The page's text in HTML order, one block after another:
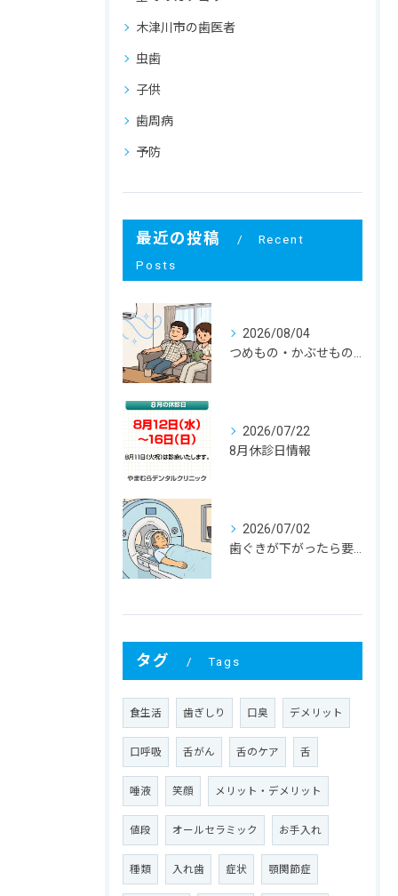
木津川市の歯医者
虫歯
子供
歯周病
予防
最近の投稿
Recent
Posts
2026/08/04
2026/07/22
8月休診日情報
2026/07/02
タグ Tags
食生活 歯ぎしり 口臭 デメリット
口呼吸 舌がん 舌のケア 舌
唾液 笑顔 メリット・デメリット
値段 オールセラミック お手入れ
種類 入れ歯 症状 顎関節症